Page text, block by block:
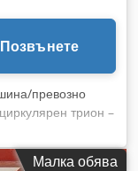
Позвънете
превозно
трион –
- HEE 38/22
350/43/43 - HEE
Малка обява